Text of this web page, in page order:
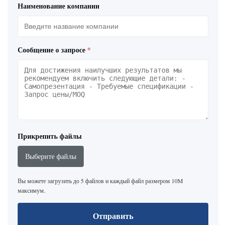
Наименование компании
Сообщение о запросе *
Прикрепить файлы
Выберите файлы
Вы можете загрузить до 5 файлов и каждый файл размером 10M
максимум.
Отправить